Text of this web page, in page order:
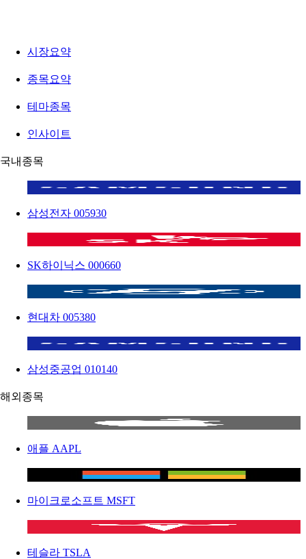
시장요약
종목요약
테마종목
인사이트
국내종목
삼성전자 005930
SK하이닉스 000660
현대차 005380
삼성중공업 010140
해외종목
애플 AAPL
마이크로소프트 MSFT
테슬라 TSLA